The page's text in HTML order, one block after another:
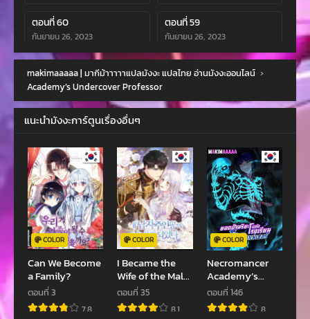
ตอนที่ 60
กันยายน 26, 2023
ตอนที่ 59
กันยายน 26, 2023
ตอนที่ 58
กันยายน 25, 2023
ตอนที่ 57
กันยายน 14, 2023
ตอนที่ 56
กันยายน 13, 2023
ตอนที่ 55
ตอนที่ 54
กันยายน 10, 2023
ตอนที่ 53
สิงหาคม 27, 2023
ตอนที่ 52
สิงหาคม 26, 2023
ตอนที่ 51
สิงหาคม 26, 2023
ตอนที่ 50 ตอนที่ 49
เมษายน 21, 2023
ตอนที่ 48
เมษายน 14, 2023
ตอนที่ 47
เมษายน 13, 2023
makimaaaaa | มากีม้าาาาาแปลมังงะ แปลไทย อ่านมังงะออนไลน์ ›
Academy’s Undercover Professor
แนะนำมังงะการ์ตูนเรื่องอื่นๆ
COLOR
Can We Become
a Family?
ตอนที่ 3
7.8
COLOR
I Became the
Wife of the Male
Lead
ตอนที่ 35
8.1
COLOR
Necromancer
Academy’s
Genius
Summoner
ตอนที่ 146
8